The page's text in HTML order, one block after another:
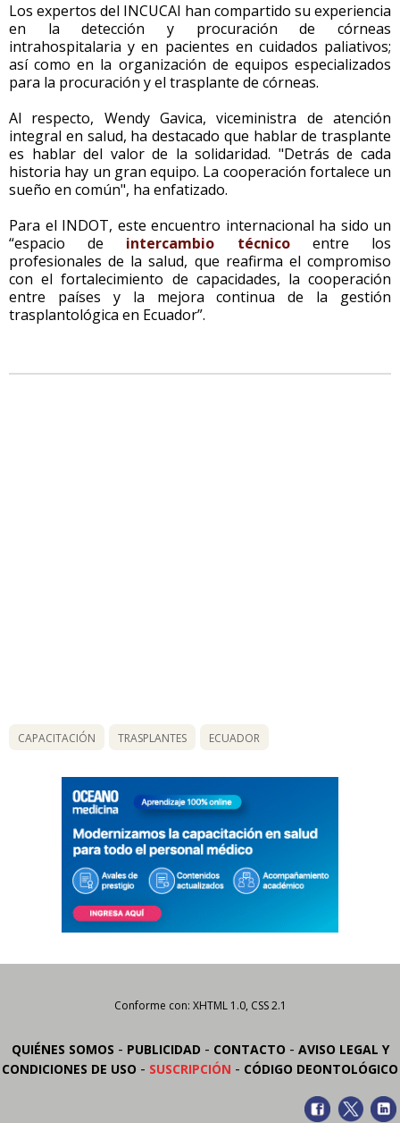
Los expertos del INCUCAI han compartido su experiencia
en la detección y procuración de córneas
intrahospitalaria y en pacientes en cuidados paliativos;
así como en la organización de equipos especializados
para la procuración y el trasplante de córneas.
Al respecto, Wendy Gavica, viceministra de atención
integral en salud, ha destacado que hablar de trasplante
es hablar del valor de la solidaridad. "Detrás de cada
historia hay un gran equipo. La cooperación fortalece un
sueño en común", ha enfatizado.
Para el INDOT, este encuentro internacional ha sido un
“espacio de intercambio técnicoentre los
profesionales de la salud, que reafirma el compromiso
con el fortalecimiento de capacidades, la cooperación
entre países y la mejora continua de la gestión
trasplantológica en Ecuador”.
CAPACITACIÓN TRASPLANTES ECUADOR
Conforme con: XHTML 1.0, CSS 2.1
QUIÉNES SOMOS - PUBLICIDAD - CONTACTO - AVISO LEGAL Y
CONDICIONES DE USO - SUSCRIPCIÓN - CÓDIGO DEONTOLÓGICO